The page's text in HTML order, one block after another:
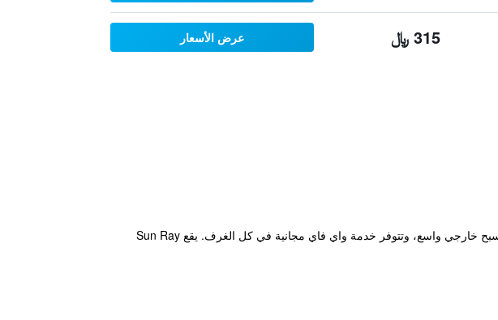
315 ﷼ عرض الأسعار
يمتد Sun Ray Village Resort بطول 485,622 متر من المساحات الخضراء، ويشتمل على مسبح خارجي واسع، وتتوفر خدمة واي فاي مجانية في كل الغرف. يقع Sun Ray